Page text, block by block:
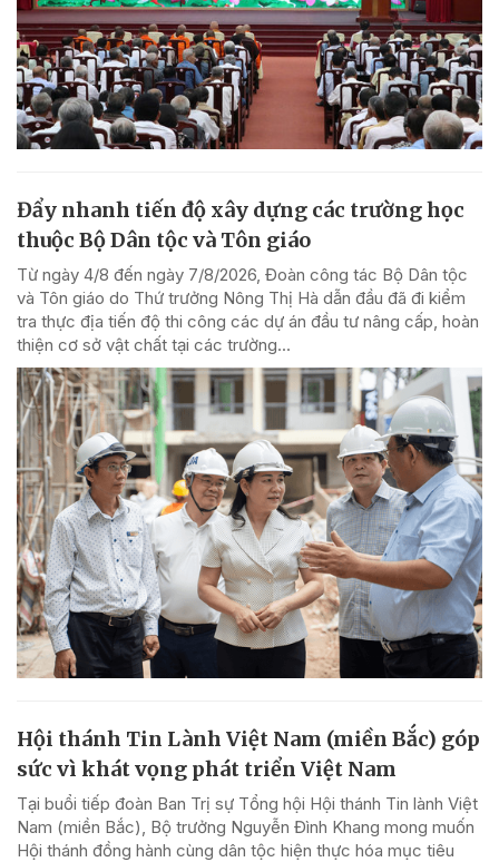
Đẩy nhanh tiến độ xây dựng các trường học
thuộc Bộ Dân tộc và Tôn giáo
Từ ngày 4/8 đến ngày 7/8/2026, Đoàn công tác Bộ Dân tộc
và Tôn giáo do Thứ trưởng Nông Thị Hà dẫn đầu đã đi kiểm
tra thực địa tiến độ thi công các dự án đầu tư nâng cấp, hoàn
thiện cơ sở vật chất tại các trường...
Hội thánh Tin Lành Việt Nam (miền Bắc) góp
sức vì khát vọng phát triển Việt Nam
Tại buổi tiếp đoàn Ban Trị sự Tổng hội Hội thánh Tin lành Việt
Nam (miền Bắc), Bộ trưởng Nguyễn Đình Khang mong muốn
Hội thánh đồng hành cùng dân tộc hiện thực hóa mục tiêu